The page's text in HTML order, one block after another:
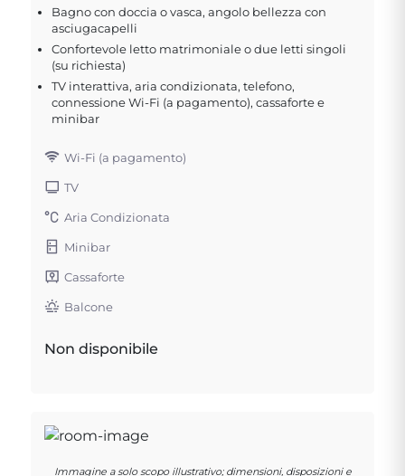
Bagno con doccia o vasca, angolo bellezza con
asciugacapelli
Confortevole letto matrimoniale o due letti singoli
(su richiesta)
TV interattiva, aria condizionata, telefono,
connessione Wi-Fi (a pagamento), cassaforte e
minibar
Wi-Fi (a pagamento)
TV
Aria Condizionata
Minibar
Cassaforte
Balcone
Non disponibile
Immagine a solo scopo illustrativo; dimensioni, disposizioni e